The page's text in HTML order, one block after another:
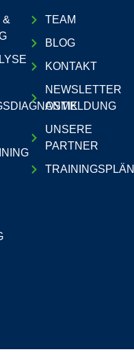
&
TEAM
BLOG
KONTAKT
NEWSLETTER
ANMELDUNG
UNSERE
PARTNER